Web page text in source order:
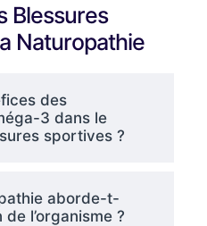
Blessures
Naturopathie
des
3 dans le
sportives ?
aborde-t-
l’organisme ?